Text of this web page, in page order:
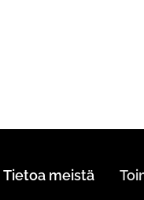
Tietoa meistä